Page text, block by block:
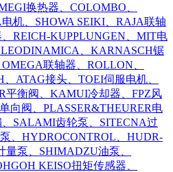
换热器、COLOMBO、
机、SHOWA SEIKI、RAJA联轴
REICH-KUPPLUNGEN、MIT电
、KARNASCH锯
联轴器、ROLLON、
ATAG接头、TOEI伺服电机、
平衡阀、KAMUI冷却器、FPZ风
向阀、PLASSER&THEURER电
SALAMI齿轮泵、SITECNA过
、HYDROCONTROL、HUDR-
量泵、SHIMADZU油泵、
KEISO扭矩传感器、